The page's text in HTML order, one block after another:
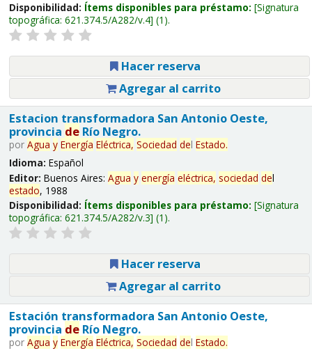
Disponibilidad: Ítems disponibles para préstamo: Signatura
topográfica: 621.374.5/A282/v.4 (1).
Hacer reserva
Agregar al carrito
Estacion transformadora San Antonio Oeste,
provincia deRío Negro.
por Agua y Energía Eléctrica, Sociedad del Estado.
Idioma: Español
Editor: Buenos Aires: Agua y energía eléctrica, sociedad del
estado, 1988
Disponibilidad: Ítems disponibles para préstamo: Signatura
topográfica: 621.374.5/A282/v.3 (1).
Hacer reserva
Agregar al carrito
Estación transformadora San Antonio Oeste,
provincia deRío Negro.
por Agua y Energía Eléctrica, Sociedad del Estado.